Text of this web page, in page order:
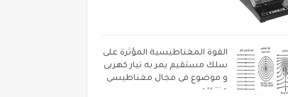
القوة المغناطيسية المؤثرة على
سلك مستقيم يمر به تيار كهربى
و موضوع فى مجال مغناطيسى
منتظم